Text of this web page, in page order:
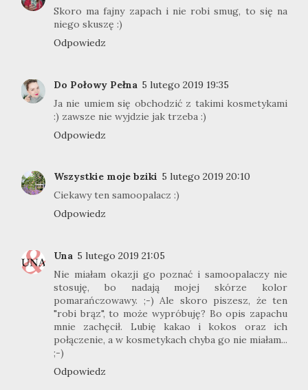
Skoro ma fajny zapach i nie robi smug, to się na
niego skuszę :)
Odpowiedz
Do Połowy Pełna 5 lutego 2019 19:35
Ja nie umiem się obchodzić z takimi kosmetykami
:) zawsze nie wyjdzie jak trzeba :)
Odpowiedz
Wszystkie moje bziki 5 lutego 2019 20:10
Ciekawy ten samoopalacz :)
Odpowiedz
Una 5 lutego 2019 21:05
Nie miałam okazji go poznać i samoopalaczy nie
stosuję, bo nadają mojej skórze kolor
pomarańczowawy. ;-) Ale skoro piszesz, że ten
"robi brąz", to może wypróbuję? Bo opis zapachu
mnie zachęcił. Lubię kakao i kokos oraz ich
połączenie, a w kosmetykach chyba go nie miałam...
;-)
Odpowiedz